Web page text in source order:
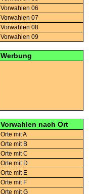
Vorwahlen 06
Vorwahlen 07
Vorwahlen 08
Vorwahlen 09
Werbung
Vorwahlen nach Ort
Orte mit A
Orte mit B
Orte mit C
Orte mit D
Orte mit E
Orte mit F
Orte mit G